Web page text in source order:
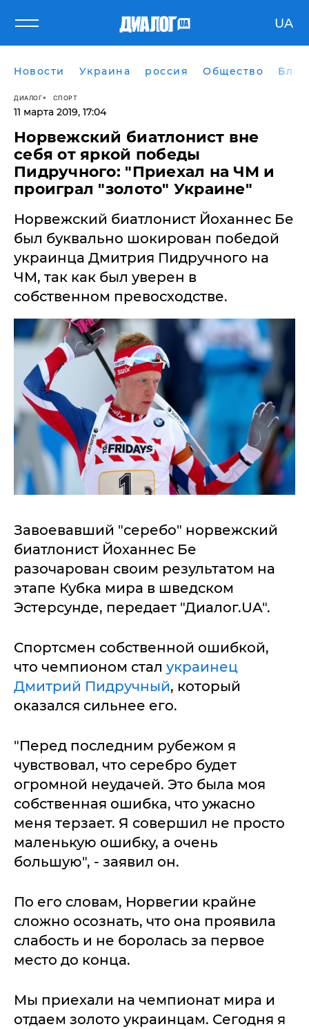
UA
Новости Украина россия Общество
ДИАЛОГ СПОРТ
11 марта 2019, 17:04
Норвежский биатлонист вне
себя от яркой победы
Пидручного: "Приехал на ЧМ и
проиграл "золото" Украине"
​Норвежский биатлонист Йоханнес Бе
был буквально шокирован победой
украинца Дмитрия Пидручного на
ЧМ, так как был уверен в
собственном превосходстве.
Завоевавший "серебо" норвежский
биатлонист Йоханнес Бе
разочарован своим результатом на
этапе Кубка мира в шведском
Эстерсунде, передает "Диалог.UA".
Спортсмен собственной ошибкой,
что чемпионом стал украинец
Дмитрий Пидручный, который
оказался сильнее его.
"Перед последним рубежом я
чувствовал, что серебро будет
огромной неудачей. Это была моя
собственная ошибка, что ужасно
меня терзает. Я совершил не просто
маленькую ошибку, а очень
большую", - заявил он.
По его словам, Норвегии крайне
сложно осознать, что она проявила
слабость и не боролась за первое
место до конца.
Мы приехали на чемпионат мира и
отдаем золото украинцам. Сегодня я